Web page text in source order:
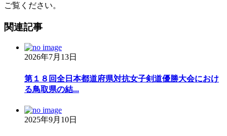
ご覧ください。
関連記事
2026年7月13日
第１８回全日本都道府県対抗女子剣道優勝大会におけ
る鳥取県の結...
2025年9月10日